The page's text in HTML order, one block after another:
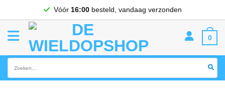
Vóór 16:00besteld, vandaag verzonden
0